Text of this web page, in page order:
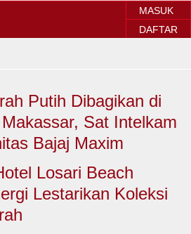
MASUK
DAFTAR
Sorot Makassar
Sorot Sulsel
Sorot Regional
Sorot Nasional
Putih Dibagikan di
Sat Intelkam
Bajaj Maxim
Losari Beach
Lestarikan Koleksi